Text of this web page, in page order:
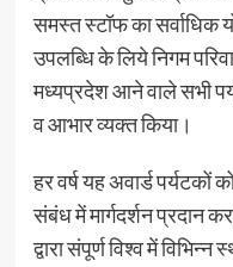
समस्त स्टॉफ का सर्वाधिक
उपलब्धि के लिये निगम
मध्यप्रदेश आने वाले सभी
व आभार व्यक्त किया।
हर वर्ष यह अवार्ड पर्यटकों
संबंध में मार्गदर्शन प्रदान
द्वारा संपूर्ण विश्व में विभिन्न